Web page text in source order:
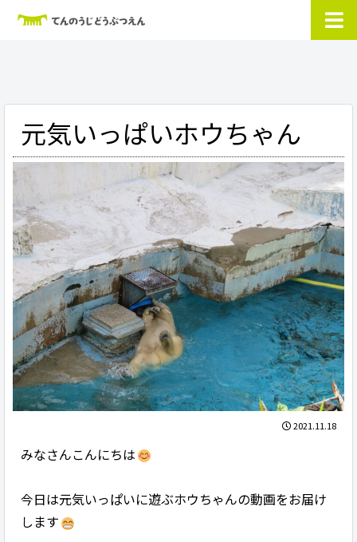
元気いっぱいホウちゃん
2021.11.18
みなさんこんにちは
今日は元気いっぱいに遊ぶホウちゃんの動画をお届け
します